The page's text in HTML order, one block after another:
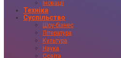
Іновації
Техніка
Суспільство
Шоу-бізнес
Література
Культура
Наука
Освіта